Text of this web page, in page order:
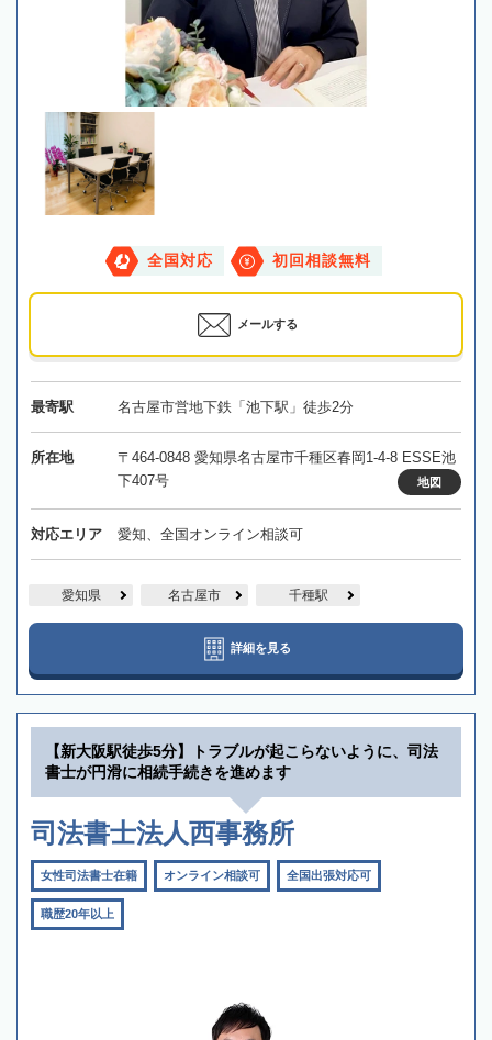
全国対応 初回相談無料
メールする
最寄駅 名古屋市営地下鉄「池下駅」徒歩2分
所在地
〒464-0848 愛知県名古屋市千種区春岡1-4-8 ESSE池
下407号
地図
対応エリア 愛知、全国オンライン相談可
愛知県 名古屋市 千種駅
詳細を見る
【新大阪駅徒歩5分】トラブルが起こらないように、司法
書士が円滑に相続手続きを進めます
司法書士法人西事務所
女性司法書士在籍 オンライン相談可 全国出張対応可
職歴20年以上